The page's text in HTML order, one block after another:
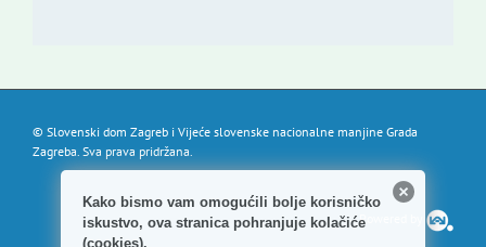
© Slovenski dom Zagreb i Vijeće slovenske nacionalne manjine Grada
Zagreba. Sva prava pridržana.
Powered by
Kako bismo vam omogućili bolje korisničko
iskustvo, ova stranica pohranjuje kolačiće
(cookies).